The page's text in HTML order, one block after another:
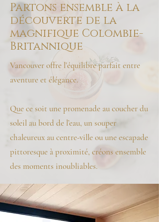
Partons ensemble à la
découverte de la
magnifique Colombie-
Britannique
Vancouver offre l’équilibre parfait entre
aventure et élégance.
Que ce soit une promenade au coucher du
soleil au bord de l’eau, un souper
chaleureux au centre-ville ou une escapade
pittoresque à proximité, créons ensemble
des moments inoubliables.